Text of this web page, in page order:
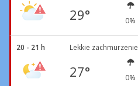
29° 0%
20 - 21 h Lekkie zachmurzenie
27° 0%